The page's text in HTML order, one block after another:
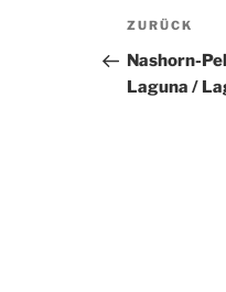
Vorheriger
Beitrag
ZURÜCK
Nashorn-
Laguna /